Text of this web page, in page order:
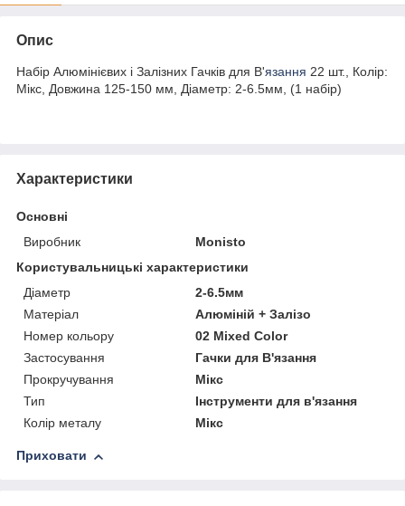
Опис
Набір Алюмінієвих і Залізних Гачків для В'язання 22 шт., Колір:
Мікс, Довжина 125-150 мм, Діаметр: 2-6.5мм, (1 набір)
Характеристики
Основні
Виробник
Monisto
Користувальницькі характеристики
Діаметр
2-6.5мм
Матеріал
Алюміній + Залізо
Номер кольору
02 Mixed Color
Застосування
Гачки для В'язання
Прокручування
Мікс
Тип
Інструменти для в'язання
Колір металу
Мікс
Приховати